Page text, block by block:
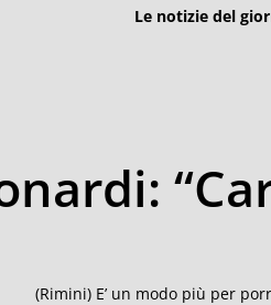
Le notizie del
(Rimini) E’ un modo più per